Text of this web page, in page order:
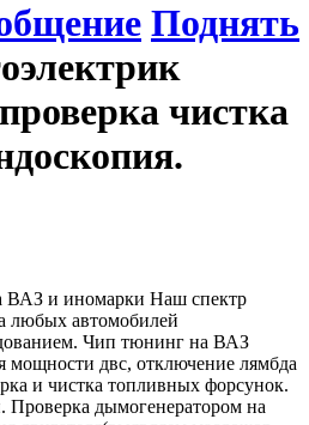
Поднять
чистка
ВАЗ и иномарки Наш спектр
любых автомобилей
Чип тюнинг на ВАЗ
мощности двс, отключение лямбда
и чистка топливных форсунок.
Проверка дымогенератором на